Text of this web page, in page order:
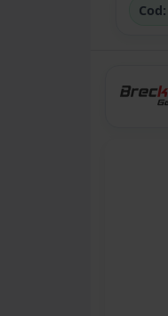
Cod: